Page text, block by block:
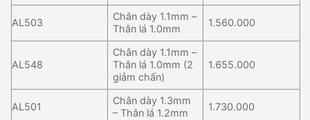
AL503
Chân dày 1.1mm –
Thân lá 1.0mm
1.560.000
AL548
Chân dày 1.1mm –
Thân lá 1.0mm (2
giảm chấn)
1.655.000
AL501
Chân dày 1.3mm
– Thân lá 1.2mm
1.730.000